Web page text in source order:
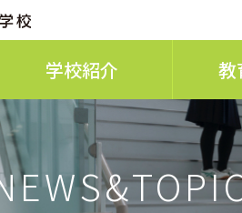
学校紹介 教